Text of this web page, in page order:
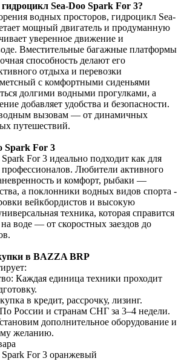
Sea-Doo Spark For 3?
водных просторов, гидроцикл Sea-
мощный двигатель и продуманную
уверенное движение и
Вместительные багажные платформы
способность делают его
отдыха и перевозки
с комфортными сиденьями
долгими водными прогулками, а
добавляет удобства и безопасности.
вызовам — от динамичных
путешествий.
Spark For 3
For 3 идеально подходит как для
профессионалов. Любители активного
и комфорт, рыбаки —
а поклонники водных видов спорта -
вейкбордистов и высокую
техника, которая справится
воде — от скоростных заездов до
в BAZZA BRP
Каждая единица техники проходит
в кредит, рассрочку, лизинг.
России и странам СНГ за 3–4 недели.
дополнительное оборудование и
желанию.
For 3 оранжевый